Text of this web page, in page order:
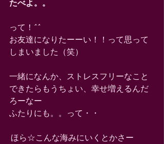
たべよ。。
って！^^
お友達になりたーーい！！って思って
しまいました（笑）
一緒になんか、ストレスフリーなこと
できたらもうちょい、幸せ増えるんだ
ろーなー
ふたりにも。。って・・